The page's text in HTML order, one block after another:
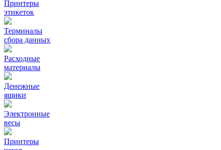
Принтеры
этикеток
Терминалы
сбора данных
Расходные
материалы
Денежные
ящики
Электронные
весы
Принтеры